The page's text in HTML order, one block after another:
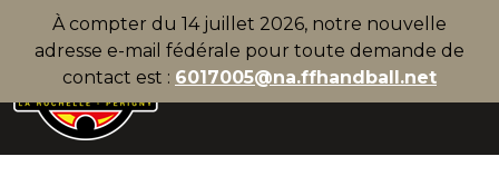
À compter du 14 juillet 2026, notre nouvelle
adresse e-mail fédérale pour toute demande de
contact est : 6017005@na.ffhandball.net